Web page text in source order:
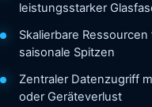
leistungsstarker
Skalierbare
saisonale Spitzen
Zentraler Datenzugriff
oder Geräteverlust